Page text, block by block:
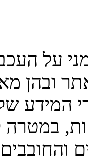
על
ובהן
המידע